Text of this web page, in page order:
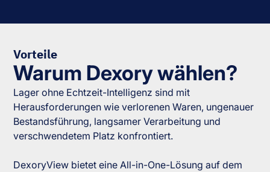
Vorteile
Warum Dexory wählen?
Lager ohne Echtzeit-Intelligenz sind mit
Herausforderungen wie verlorenen Waren, ungenauer
Bestandsführung, langsamer Verarbeitung und
verschwendetem Platz konfrontiert.
DexoryView bietet eine All-in-One-Lösung auf dem